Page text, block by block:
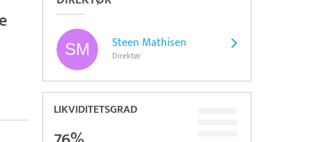
Steen Mathisen
Direktør
LIKVIDITETSGRAD